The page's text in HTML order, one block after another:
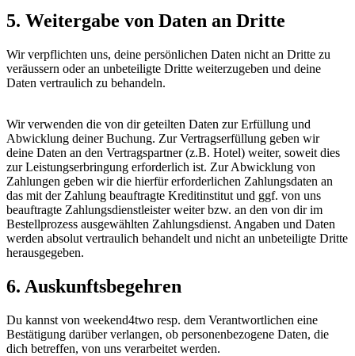
5. Weitergabe von Daten an Dritte
Wir verpflichten uns, deine persönlichen Daten nicht an Dritte zu
veräussern oder an unbeteiligte Dritte weiterzugeben und deine
Daten vertraulich zu behandeln.
Wir verwenden die von dir geteilten Daten zur Erfüllung und
Abwicklung deiner Buchung. Zur Vertragserfüllung geben wir
deine Daten an den Vertragspartner (z.B. Hotel) weiter, soweit dies
zur Leistungserbringung erforderlich ist. Zur Abwicklung von
Zahlungen geben wir die hierfür erforderlichen Zahlungsdaten an
das mit der Zahlung beauftragte Kreditinstitut und ggf. von uns
beauftragte Zahlungsdienstleister weiter bzw. an den von dir im
Bestellprozess ausgewählten Zahlungsdienst. Angaben und Daten
werden absolut vertraulich behandelt und nicht an unbeteiligte Dritte
herausgegeben.
6. Auskunftsbegehren
Du kannst von weekend4two resp. dem Verantwortlichen eine
Bestätigung darüber verlangen, ob personenbezogene Daten, die
dich betreffen, von uns verarbeitet werden.